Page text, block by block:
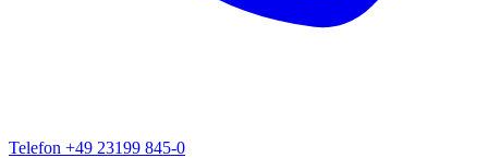
Telefon +49 23199 845-0